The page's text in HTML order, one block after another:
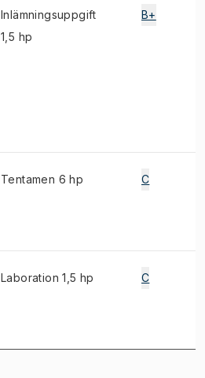
Inlämningsuppgift
1,5 hp
B+
Tentamen 6 hp C
Laboration 1,5 hp C